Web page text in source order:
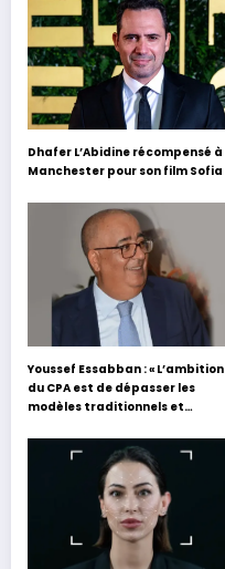
Dhafer L’Abidine récompensé à
Manchester pour son film Sofia
Youssef Essabban : « L’ambition
du CPA est de dépasser les
modèles traditionnels et
s’appuyant sur le partage des
expériences »